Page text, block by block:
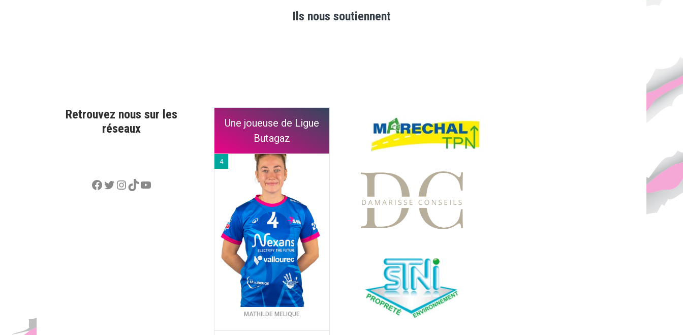
Ils nous soutiennent
Retrouvez nous sur les
réseaux
Facebook
Twitter
Instagram
TikTok
YouTube
Une joueuse de Ligue
Butagaz
4
MATHILDE MELIQUE